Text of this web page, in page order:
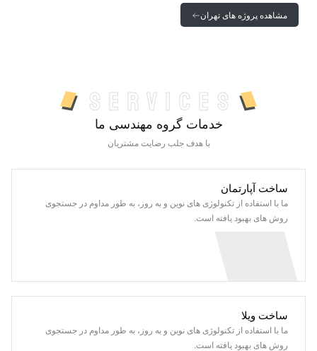
مشاهده پروژه های تهران
services
خدمات گروه مهندسی ما
با هدف جلب رضایت مشتریان
ساخت آپارتمان
ما با استفاده از تکنولوژی های نوین و به روز، به طور مداوم در جستجوی
روش های بهبود یافته است.
ساخت ویلا
ما با استفاده از تکنولوژی های نوین و به روز، به طور مداوم در جستجوی
روش های بهبود یافته است.